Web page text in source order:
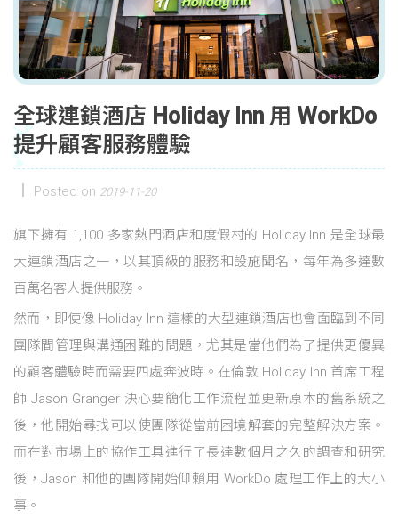
全球連鎖酒店 Holiday Inn 用 WorkDo
提升顧客服務體驗
Posted on 2019-11-20
旗下擁有 1,100 多家熱門酒店和度假村的 Holiday Inn 是全球最
大連鎖酒店之一，以其頂級的服務和設施聞名，每年為多達數
百萬名客人提供服務。
然而，即使像 Holiday Inn 這樣的大型連鎖酒店也會面臨到不同
團隊間管理與溝通困難的問題，尤其是當他們為了提供更優異
的顧客體驗時而需要四處奔波時。在倫敦 Holiday Inn 首席工程
師 Jason Granger 決心要簡化工作流程並更新原本的舊系統之
後，他開始尋找可以使團隊從當前困境解套的完整解決方案。
而在對市場上的協作工具進行了長達數個月之久的調查和研究
後，Jason 和他的團隊開始仰賴用 WorkDo 處理工作上的大小
事。